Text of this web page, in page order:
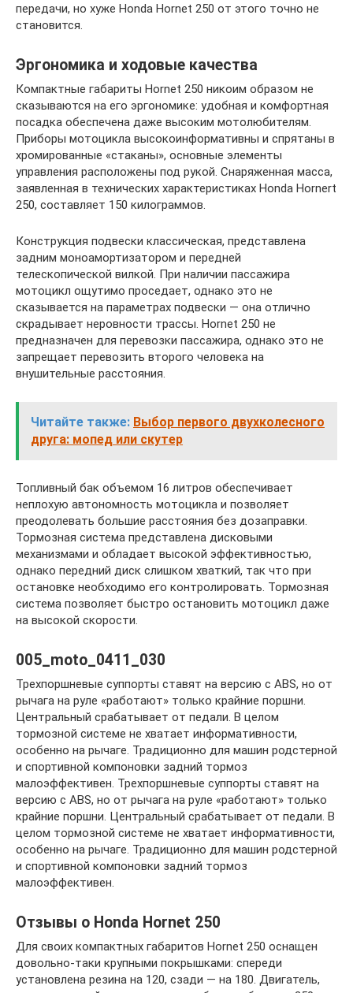
передачи, но хуже Honda Hornet 250 от этого точно не
становится.
Эргономика и ходовые качества
Компактные габариты Hornet 250 никоим образом не
сказываются на его эргономике: удобная и комфортная
посадка обеспечена даже высоким мотолюбителям.
Приборы мотоцикла высокоинформативны и спрятаны в
хромированные «стаканы», основные элементы
управления расположены под рукой. Снаряженная масса,
заявленная в технических характеристиках Honda Hornert
250, составляет 150 килограммов.
Конструкция подвески классическая, представлена
задним моноамортизатором и передней
телескопической вилкой. При наличии пассажира
мотоцикл ощутимо проседает, однако это не
сказывается на параметрах подвески — она отлично
скрадывает неровности трассы. Hornet 250 не
предназначен для перевозки пассажира, однако это не
запрещает перевозить второго человека на
внушительные расстояния.
Читайте также: Выбор первого двухколесного
друга: мопед или скутер
Топливный бак объемом 16 литров обеспечивает
неплохую автономность мотоцикла и позволяет
преодолевать большие расстояния без дозаправки.
Тормозная система представлена дисковыми
механизмами и обладает высокой эффективностью,
однако передний диск слишком хваткий, так что при
остановке необходимо его контролировать. Тормозная
система позволяет быстро остановить мотоцикл даже
на высокой скорости.
005_moto_0411_030
Трехпоршневые суппорты ставят на версию с ABS, но от
рычага на руле «работают» только крайние поршни.
Центральный срабатывает от педали. В целом
тормозной системе не хватает информативности,
особенно на рычаге. Традиционно для машин родстерной
и спортивной компоновки задний тормоз
малоэффективен. Трехпоршневые суппорты ставят на
версию с ABS, но от рычага на руле «работают» только
крайние поршни. Центральный срабатывает от педали. В
целом тормозной системе не хватает информативности,
особенно на рычаге. Традиционно для машин родстерной
и спортивной компоновки задний тормоз
малоэффективен.
Отзывы о Honda Hornet 250
Для своих компактных габаритов Hornet 250 оснащен
довольно-таки крупными покрышками: спереди
установлена резина на 120, сзади — на 180. Двигатель,